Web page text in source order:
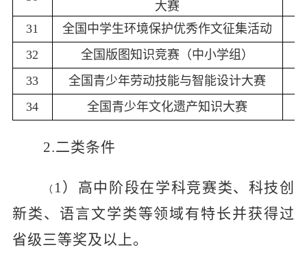
大赛
31
全国中学生环境保护优秀作文征集活动
32
全国版图知识竞赛（中小学组）
33
全国青少年劳动技能与智能设计大赛
34
全国青少年文化遗产知识大赛
2.二类条件
（ 1）高中阶段在学科竞赛类、科技创
新类、语言文学类等领域有特长并获得过
省级三等奖及以上。